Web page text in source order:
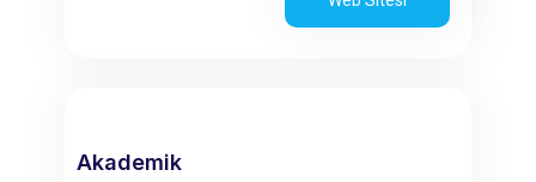
Akademik